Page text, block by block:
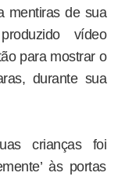
mentiras de sua
vídeo
para mostrar o
durante sua
crianças foi
às portas